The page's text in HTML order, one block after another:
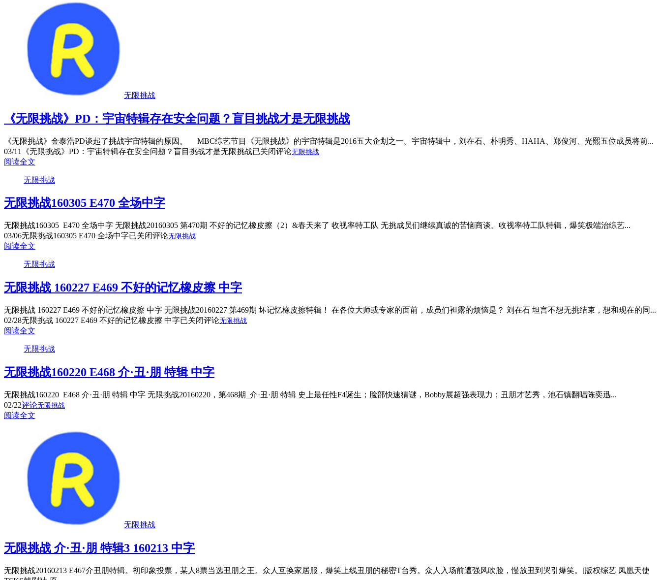
无限挑战
《无限挑战》PD：宇宙特辑存在安全问题？盲目挑战才是无限挑战
《无限挑战》金泰浩PD谈起了挑战宇宙特辑的原因。 MBC综艺节目《无限挑战》的宇宙特辑是2016五大企划之一。宇宙特辑中，刘在石、朴明秀、HAHA、郑俊河、光熙五位成员将前...
03/11
《无限挑战》PD：宇宙特辑存在安全问题？盲目挑战才是无限挑战已关闭评论无限挑战
阅读全文
无限挑战
无限挑战160305 E470 全场中字
无限挑战160305 E470 全场中字 无限挑战20160305 第470期 不好的记忆橡皮擦（2）&春天来了 收视率特工队 无挑成员们继续真诚的苦恼商谈。收视率特工队特辑，爆笑极端治综艺...
03/06无限挑战160305 E470 全场中字已关闭评论无限挑战
阅读全文
无限挑战
无限挑战 160227 E469 不好的记忆橡皮擦 中字
无限挑战 160227 E469 不好的记忆橡皮擦 中字 无限挑战20160227 第469期 坏记忆橡皮擦特辑！ 在各位大师或专家的面前，成员们袒露的烦恼是？ 刘在石 坦言不想无挑结束，想和现在的同...
02/28无限挑战 160227 E469 不好的记忆橡皮擦 中字已关闭评论无限挑战
阅读全文
无限挑战
无限挑战160220 E468 介·丑·朋 特辑 中字
无限挑战160220 E468 介·丑·朋 特辑 中字 无限挑战20160220，第468期_介·丑·朋 特辑 史上最任性F4诞生；脸部快速猜谜，Bobby展超强表现力；丑朋才艺秀，池石镇翻唱陈奕迅...
02/22评论无限挑战
阅读全文
无限挑战
无限挑战 介·丑·朋 特辑3 160213 中字
无限挑战20160213 E467介丑朋特辑。初印象投票，某人8票当选丑朋之王。众人互换家居服，爆笑上线丑朋的秘密T台秀。众人入场前遭强风吹脸，慢放丑到哭引爆笑。[版权综艺 凤凰天使